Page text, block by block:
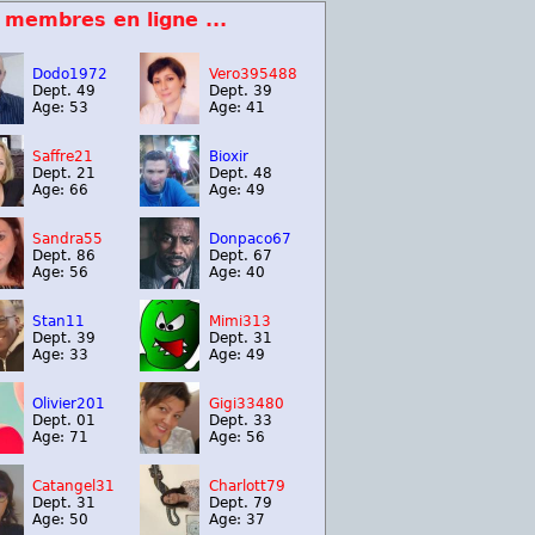
membres en ligne ...
Dodo1972
Dept. 49
Age: 53
Vero395488
Dept. 39
Age: 41
Saffre21
Dept. 21
Age: 66
Bioxir
Dept. 48
Age: 49
Sandra55
Dept. 86
Age: 56
Donpaco67
Dept. 67
Age: 40
Stan11
Dept. 39
Age: 33
Mimi313
Dept. 31
Age: 49
Olivier201
Dept. 01
Age: 71
Gigi33480
Dept. 33
Age: 56
Catangel31
Dept. 31
Age: 50
Charlott79
Dept. 79
Age: 37